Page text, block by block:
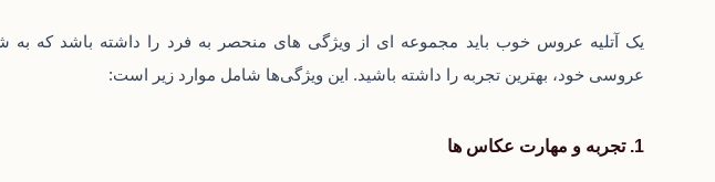
یک آتلیه عروس خوب باید مجموعه‌ ای از ویژگی‌ های منحصر به فرد را داشته باشد که به
عروسی خود، بهترین تجربه را داشته باشید. این ویژگی‌ها شامل موارد زیر است:
1. تجربه و مهارت عکاس‌ ها